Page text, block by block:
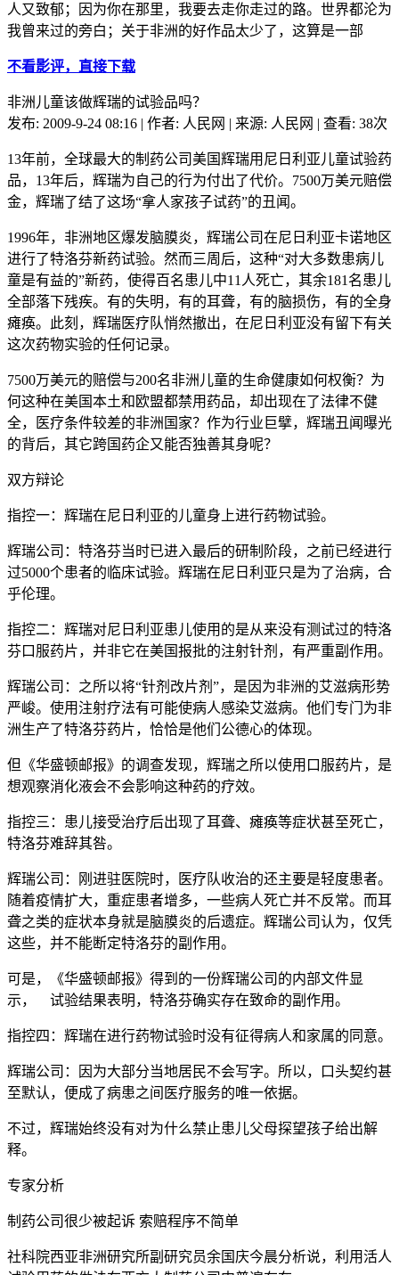
人又致郁；因为你在那里，我要去走你走过的路。世界都沦为
我曾来过的旁白；关于非洲的好作品太少了，这算是一部
不看影评，直接下载
非洲儿童该做辉瑞的试验品吗？
发布: 2009-9-24 08:16 | 作者: 人民网 | 来源: 人民网 | 查看: 38次
13年前，全球最大的制药公司美国辉瑞用尼日利亚儿童试验药
品，13年后，辉瑞为自己的行为付出了代价。7500万美元赔偿
金，辉瑞了结了这场“拿人家孩子试药”的丑闻。
1996年，非洲地区爆发脑膜炎，辉瑞公司在尼日利亚卡诺地区
进行了特洛芬新药试验。然而三周后，这种“对大多数患病儿
童是有益的”新药，使得百名患儿中11人死亡，其余181名患儿
全部落下残疾。有的失明，有的耳聋，有的脑损伤，有的全身
瘫痪。此刻，辉瑞医疗队悄然撤出，在尼日利亚没有留下有关
这次药物实验的任何记录。
7500万美元的赔偿与200名非洲儿童的生命健康如何权衡？为
何这种在美国本土和欧盟都禁用药品，却出现在了法律不健
全，医疗条件较差的非洲国家？作为行业巨擘，辉瑞丑闻曝光
的背后，其它跨国药企又能否独善其身呢？
双方辩论
指控一：辉瑞在尼日利亚的儿童身上进行药物试验。
辉瑞公司：特洛芬当时已进入最后的研制阶段，之前已经进行
过5000个患者的临床试验。辉瑞在尼日利亚只是为了治病，合
乎伦理。
指控二：辉瑞对尼日利亚患儿使用的是从来没有测试过的特洛
芬口服药片，并非它在美国报批的注射针剂，有严重副作用。
辉瑞公司：之所以将“针剂改片剂”，是因为非洲的艾滋病形势
严峻。使用注射疗法有可能使病人感染艾滋病。他们专门为非
洲生产了特洛芬药片，恰恰是他们公德心的体现。
但《华盛顿邮报》的调查发现，辉瑞之所以使用口服药片，是
想观察消化液会不会影响这种药的疗效。
指控三：患儿接受治疗后出现了耳聋、瘫痪等症状甚至死亡，
特洛芬难辞其咎。
辉瑞公司：刚进驻医院时，医疗队收治的还主要是轻度患者。
随着疫情扩大，重症患者增多，一些病人死亡并不反常。而耳
聋之类的症状本身就是脑膜炎的后遗症。辉瑞公司认为，仅凭
这些，并不能断定特洛芬的副作用。
可是，《华盛顿邮报》得到的一份辉瑞公司的内部文件显
示， 试验结果表明，特洛芬确实存在致命的副作用。
指控四：辉瑞在进行药物试验时没有征得病人和家属的同意。
辉瑞公司：因为大部分当地居民不会写字。所以，口头契约甚
至默认，便成了病患之间医疗服务的唯一依据。
不过，辉瑞始终没有对为什么禁止患儿父母探望孩子给出解
释。
专家分析
制药公司很少被起诉 索赔程序不简单
社科院西亚非洲研究所副研究员余国庆今晨分析说，利用活人